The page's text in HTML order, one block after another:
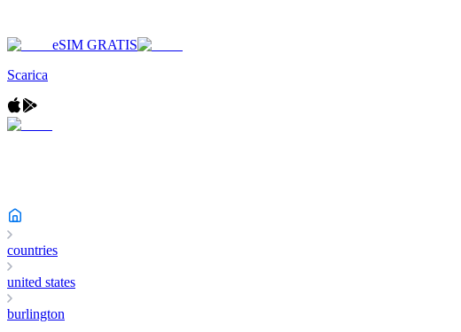
eSIM GRATIS
Scarica
countries
united states
burlington